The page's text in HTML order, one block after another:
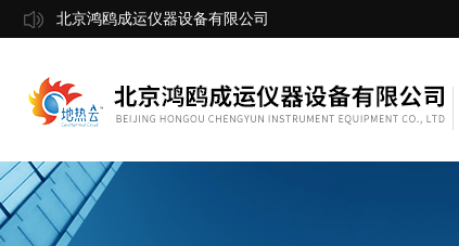
北京鸿鸥成运仪器设备有限公司